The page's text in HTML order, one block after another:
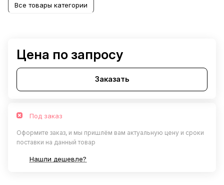
Все товары категории
Цена по запросу
Заказать
Под заказ
Оформите заказ, и мы пришлём вам актуальную цену и сроки
поставки на данный товар
Нашли дешевле?